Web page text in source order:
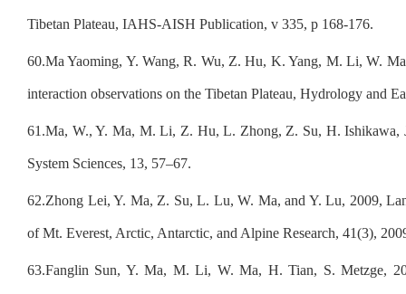
Tibetan Plateau, IAHS-AISH Publication, v 335, p 168-176.
60.Ma Yaoming, Y. Wang, R. Wu, Z. Hu, K. Yang, M. Li, W.
interaction observations on the Tibetan Plateau, Hydrology and
61.Ma, W., Y. Ma, M. Li, Z. Hu, L. Zhong, Z. Su, H. Ishikawa,
System Sciences, 13, 57–67.
62.Zhong Lei, Y. Ma, Z. Su, L. Lu, W. Ma, and Y. Lu, 2009,
of Mt. Everest, Arctic, Antarctic, and Alpine Research, 41(3),
63.Fanglin Sun, Y. Ma, M. Li, W. Ma, H. Tian, S. Metzge,